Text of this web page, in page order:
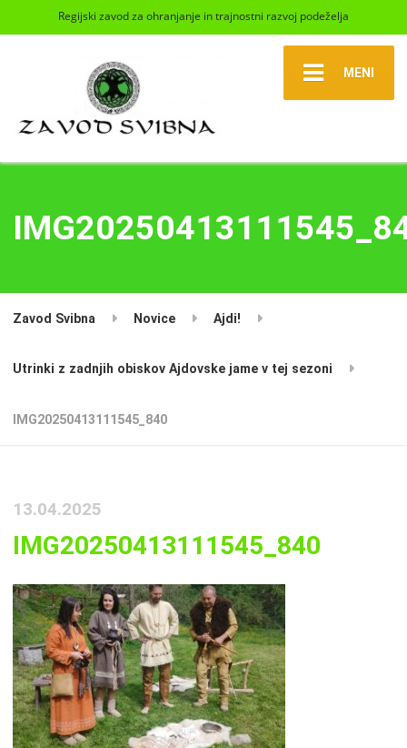
Regijski zavod za ohranjanje in trajnostni razvoj podeželja
MENI
Zavod Svibna Novice Ajdi!
Utrinki z zadnjih obiskov Ajdovske jame v tej sezoni
IMG20250413111545_840
13.04.2025
IMG20250413111545_840